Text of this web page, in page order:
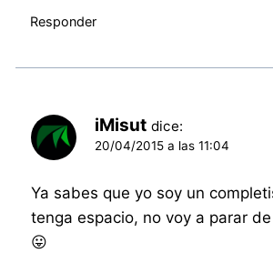
Responder
iMisut dice:
20/04/2015 a las 11:04
Ya sabes que yo soy un
tenga espacio, no voy a parar
😛